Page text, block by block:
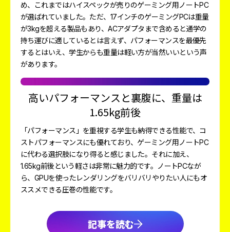
め、これまではハイスペックが売りのゲーミング用ノートPC
が選ばれていました。ただ、17インチのゲーミングPCは重量
が3kgを超える製品もあり、ACアダプタまで含めると通学の
持ち運びに適しているとは言えず、パフォーマンスを最優先
するとはいえ、学生からも重量は軽い方が当然いいという声
があります。
高いパフォーマンスと裏腹に、 重量は
1.65kg前後
「パフォーマンス」を重視する学生も納得できる性能で、コ
ストパフォーマンスにも優れており、ゲーミング用ノートPC
に代わる選択肢になり得ると感じました。それに加え、
1.65kg前後という軽さは非常に魅力的です。ノートPCなが
ら、GPUを使ったレンダリングをバリバリやりたい人にもオ
ススメできる圧巻の性能です。
記事を読む